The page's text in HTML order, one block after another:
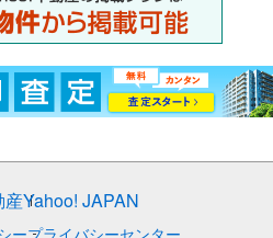
産Yahoo! JAPAN
ープライバシーセンター